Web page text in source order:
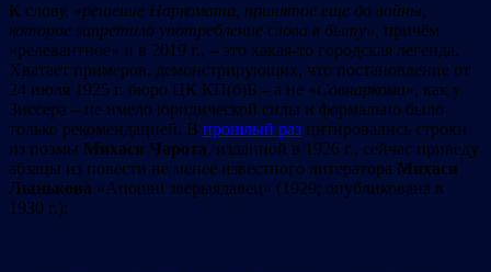
К слову, «решение Наркомата, принятое еще до войны,
которое запретило употребление слова в быту», причём
«релевантное» и в 2019 г., – это какая-то городская легенда.
Хватает примеров, демонстрирующих, что постановление от
24 июля 1925 г. бюро ЦК КП(б)Б – а не «Совнаркома», как у
Зиссера – не имело юридической силы и формально было
только рекомендацией. В прошлый раз цитировались строки
из поэмы Михася Чарота, изданной в 1926 г., сейчас приведу
абзацы из повести не менее известного литератора Михася
Лынькова «Апошні зверыядавец» (1929; опубликована в
1930 г.):